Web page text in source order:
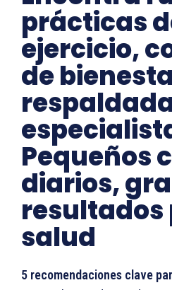
prácticas
ejercicio,
de
Pequeños
diarios,
resultados
salud
5 recomendaciones clave